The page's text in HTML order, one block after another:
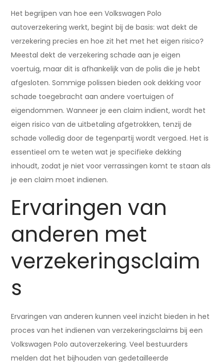
Het begrijpen van hoe een Volkswagen Polo
autoverzekering werkt, begint bij de basis: wat dekt de
verzekering precies en hoe zit het met het eigen risico?
Meestal dekt de verzekering schade aan je eigen
voertuig, maar dit is afhankelijk van de polis die je hebt
afgesloten. Sommige polissen bieden ook dekking voor
schade toegebracht aan andere voertuigen of
eigendommen. Wanneer je een claim indient, wordt het
eigen risico van de uitbetaling afgetrokken, tenzij de
schade volledig door de tegenpartij wordt vergoed. Het is
essentieel om te weten wat je specifieke dekking
inhoudt, zodat je niet voor verrassingen komt te staan als
je een claim moet indienen.
Ervaringen van
anderen met
verzekeringsclaim
s
Ervaringen van anderen kunnen veel inzicht bieden in het
proces van het indienen van verzekeringsclaims bij een
Volkswagen Polo autoverzekering. Veel bestuurders
melden dat het bijhouden van gedetailleerde